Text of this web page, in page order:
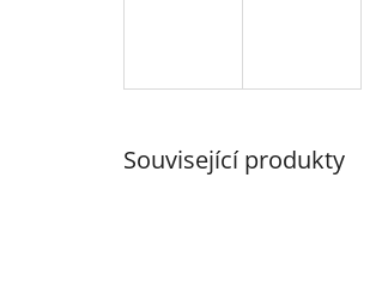
Související produkty